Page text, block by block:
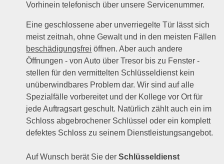
Vorhinein telefonisch über unsere Servicenummer.
Eine geschlossene aber unverriegelte Tür lässt sich
meist zeitnah, ohne Gewalt und in den meisten Fällen
beschädigungsfrei öffnen. Aber auch andere
Öffnungen - von Auto über Tresor bis zu Fenster -
stellen für den vermittelten Schlüsseldienst kein
unüberwindbares Problem dar. Wir sind auf alle
Spezialfälle vorbereitet und der Kollege vor Ort für
jede Auftragsart geschult. Natürlich zählt auch ein im
Schloss abgebrochener Schlüssel oder ein komplett
defektes Schloss zu seinem Dienstleistungsangebot.
Auf Wunsch berät Sie derSchlüsseldienst